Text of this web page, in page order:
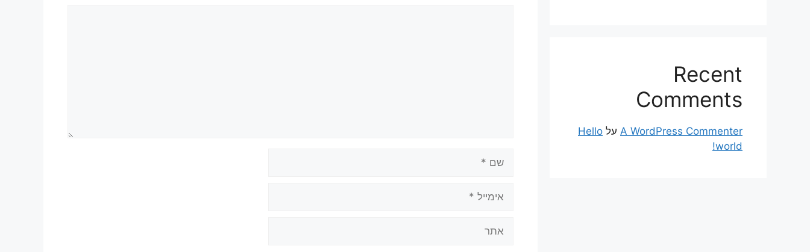
Recent
Comments
A WordPress Commenter על Hello
world!